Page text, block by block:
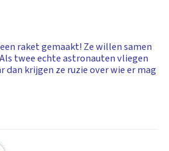
raket gemaakt! Ze willen samen
twee echte astronauten vliegen
dan krijgen ze ruzie over wie er mag